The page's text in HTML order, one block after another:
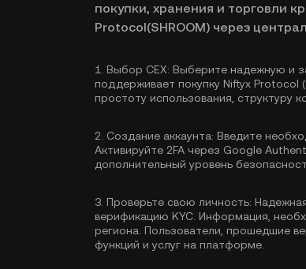
покупки, хранения и торговли
Protocol(SHROOM) через
1. Выбор CEX: Выберите надежную и
поддерживает покупку Niftyx Protocol
простоту использования, структуру
2. Создание аккаунта: Введите
Активируйте 2FA через Google
дополнительный уровень
3. Проверьте свою личность:
верификацию KYC . Информация,
региона. Пользователи, прошедшие
функций и услуг на платформе.